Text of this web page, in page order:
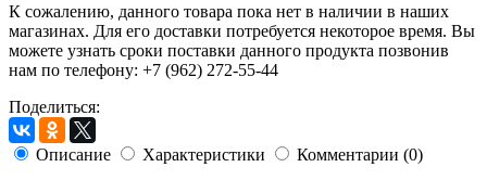
К сожалению, данного товара пока нет в наличии в наших
магазинах. Для его доставки потребуется некоторое время. Вы
можете узнать сроки поставки данного продукта позвонив
нам по телефону: +7 (962) 272-55-44
Поделиться:
Описание Характеристики
Комментарии (0)